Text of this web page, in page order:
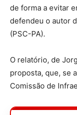
de forma a evitar
defendeu o autor
(PSC-PA).
O relatório, de
proposta, que, se
Comissão de